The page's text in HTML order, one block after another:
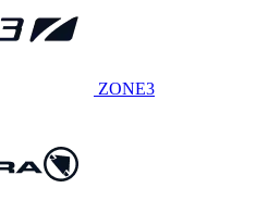
ZONE3